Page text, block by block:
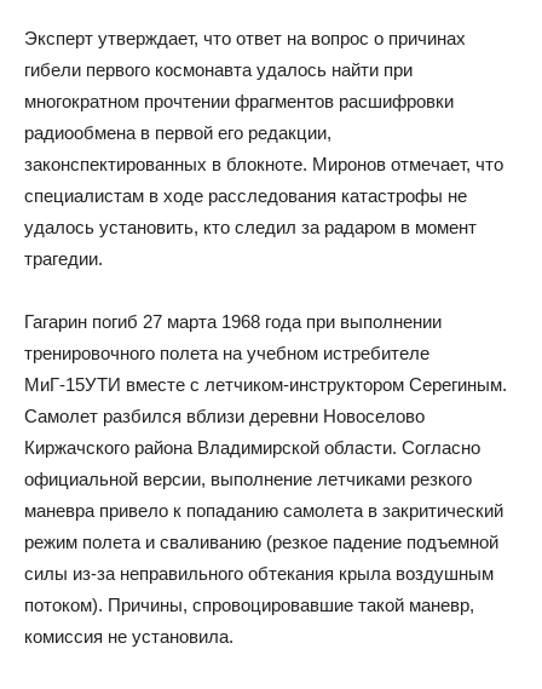
Эксперт утверждает, что ответ на вопрос о причинах
гибели первого космонавта удалось найти при
многократном прочтении фрагментов расшифровки
радиообмена в первой его редакции,
законспектированных в блокноте. Миронов отмечает, что
специалистам в ходе расследования катастрофы не
удалось установить, кто следил за радаром в момент
трагедии.
Гагарин погиб 27 марта 1968 года при выполнении
тренировочного полета на учебном истребителе
МиГ-15УТИ вместе с летчиком-инструктором Серегиным.
Самолет разбился вблизи деревни Новоселово
Киржачского района Владимирской области. Согласно
официальной версии, выполнение летчиками резкого
маневра привело к попаданию самолета в закритический
режим полета и сваливанию (резкое падение подъемной
силы из-за неправильного обтекания крыла воздушным
потоком). Причины, спровоцировавшие такой маневр,
комиссия не установила.